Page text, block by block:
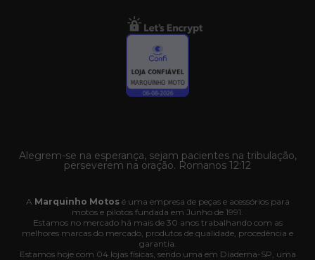
Alegrem-se na esperança, sejam pacientes na tribulação,
perseverem na oração. Romanos 12:12
A Marquinho Motosé uma empresa de peças e acessórios para
motos e pilotos fundada em Junho de 1991.
Estamos no mercado há mais de 30 anos trabalhando com as
melhores marcas do mercado, produtos de qualidade, procedência e
garantia.
Estamos hoje com 04 lojas físicas, sendo uma em Diadema-SP, uma